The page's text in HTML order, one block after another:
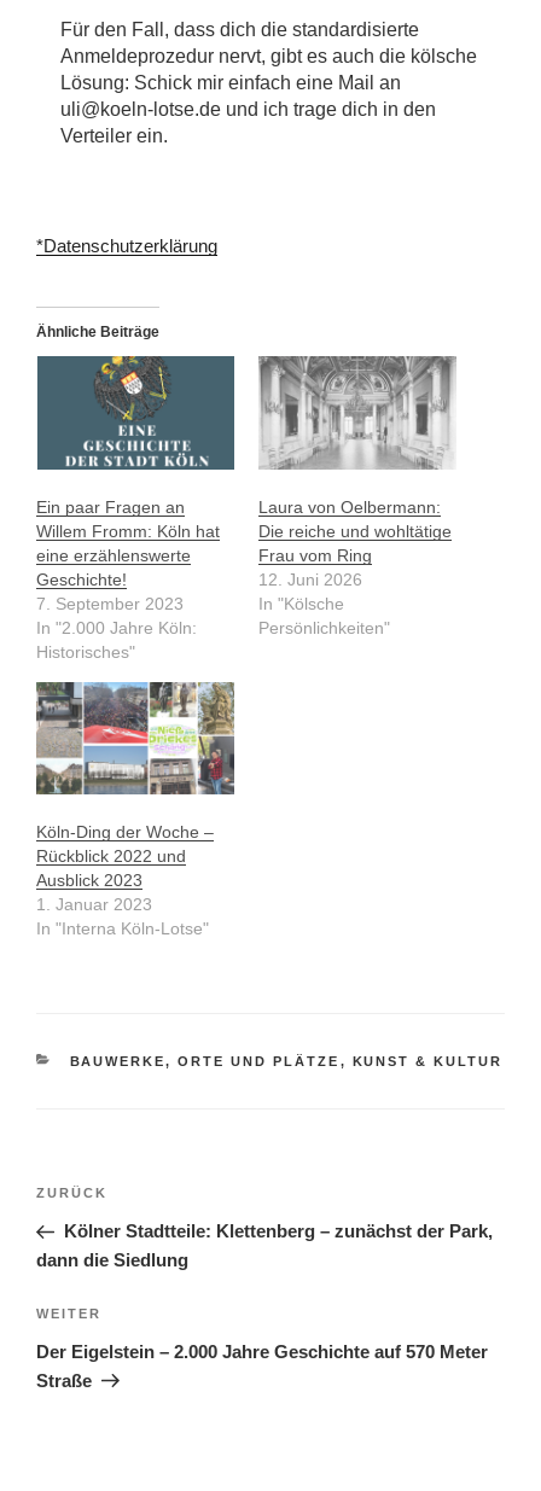
Für den Fall, dass dich die standardisierte
Anmeldeprozedur nervt, gibt es auch die kölsche
Lösung: Schick mir einfach eine Mail an
uli@koeln-lotse.de und ich trage dich in den
Verteiler ein.
*Datenschutzerklärung
Ähnliche Beiträge
Ein paar Fragen an
Willem Fromm: Köln hat
eine erzählenswerte
Geschichte!
7. September 2023
In "2.000 Jahre Köln:
Historisches"
Laura von Oelbermann:
Die reiche und wohltätige
Frau vom Ring
12. Juni 2026
In "Kölsche
Persönlichkeiten"
Köln-Ding der Woche –
Rückblick 2022 und
Ausblick 2023
1. Januar 2023
In "Interna Köln-Lotse"
KATEGORIEN
BAUWERKE, ORTE UND PLÄTZE , KUNST & KULTUR
Beitragsnavigation
Vorheriger
Beitrag
ZURÜCK
Kölner Stadtteile: Klettenberg – zunächst der Park,
dann die Siedlung
Nächster
Beitrag
WEITER
Der Eigelstein – 2.000 Jahre Geschichte auf 570 Meter
Straße